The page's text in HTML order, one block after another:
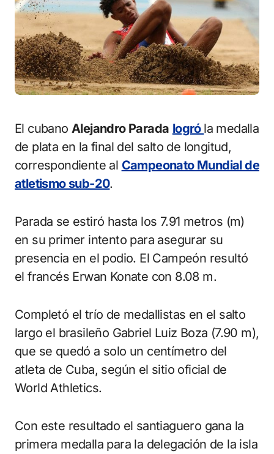
El cubano Alejandro Parada logró la medalla
de plata en la final del salto de longitud,
correspondiente al Campeonato Mundial de
atletismo sub-20.
Parada se estiró hasta los 7.91 metros (m)
en su primer intento para asegurar su
presencia en el podio. El Campeón resultó
el francés Erwan Konate con 8.08 m.
Completó el trío de medallistas en el salto
largo el brasileño Gabriel Luiz Boza (7.90 m),
que se quedó a solo un centímetro del
atleta de Cuba, según el sitio oficial de
World Athletics.
Con este resultado el santiaguero gana la
primera medalla para la delegación de la isla